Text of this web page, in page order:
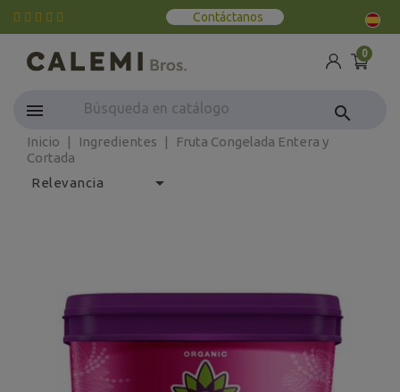
Contáctanos
0
search
Inicio Ingredientes
Fruta Congelada Entera y
Cortada
Relevancia
